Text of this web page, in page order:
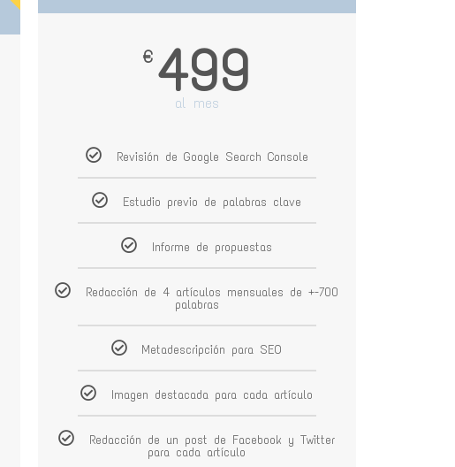
€ 499
al mes
Revisión de Google Search Console
Estudio previo de palabras clave
Informe de propuestas
Redacción de 4 artículos mensuales de +-700
palabras
Metadescripción para SEO
Imagen destacada para cada artículo
Redacción de un post de Facebook y Twitter
para cada artículo